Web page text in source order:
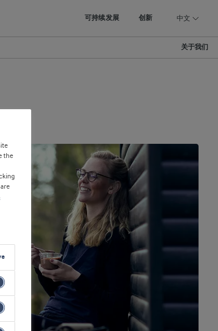
可持续发展 创新 中文
关于我们
the